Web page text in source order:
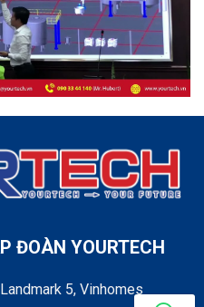
ĐOÀN YOURTECH
5, Vinhomes